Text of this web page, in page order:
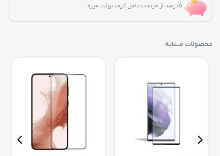
5درصد از خریدت داخل کیف پولت میره...
محصولات مشابه